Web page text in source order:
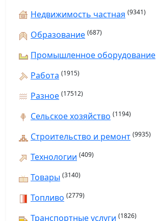
Недвижимость частная (9341)
Образование (687)
Промышленное оборудование
Работа (1915)
Разное (17512)
Сельское хозяйство (1194)
Строительство и ремонт (9935)
Технологии (409)
Товары (3140)
Топливо (2779)
Транспортные услуги (1826)